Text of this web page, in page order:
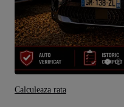
Calculeaza rata